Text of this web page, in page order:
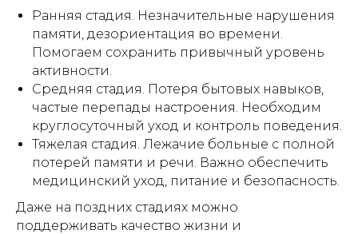
Ранняя стадия. Незначительные нарушения
памяти, дезориентация во времени.
Помогаем сохранить привычный уровень
активности.
Средняя стадия. Потеря бытовых навыков,
частые перепады настроения. Необходим
круглосуточный уход и контроль поведения.
Тяжелая стадия. Лежачие больные с полной
потерей памяти и речи. Важно обеспечить
медицинский уход, питание и безопасность.
Даже на поздних стадиях можно
поддерживать качество жизни и